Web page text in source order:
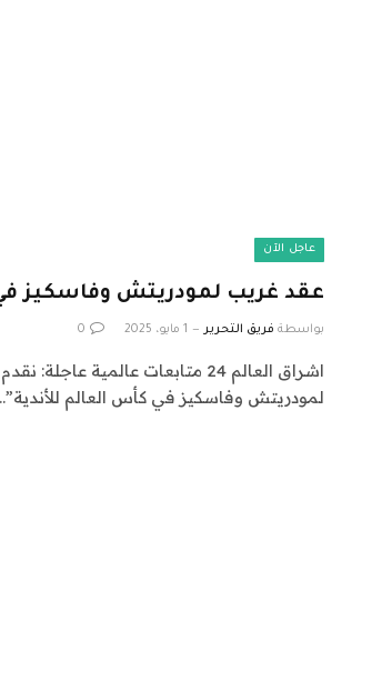
عاجل الآن
عقد غريب لمودريتش وفاسكيز في
بواسطة فريق التحرير 1 مايو، 2025 0
لمودريتش وفاسكيز في كأس العالم